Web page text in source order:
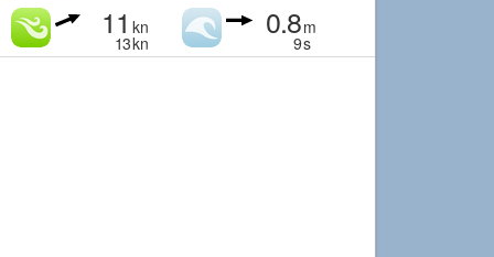
11 kn
13kn
0.8m
9s